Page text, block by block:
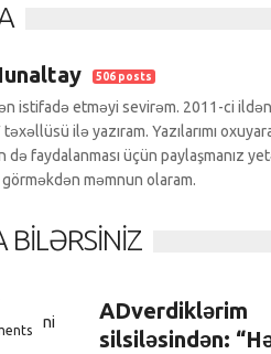
506 posts
istifadə etməyi sevirəm. 2011-ci
təxəllüsü ilə yazıram. Yazılarımı
də faydalanması üçün paylaşmanız
görməkdən məmnun olaram.
BILƏRSINIZ
ADverdiklərim
silsiləsindən: